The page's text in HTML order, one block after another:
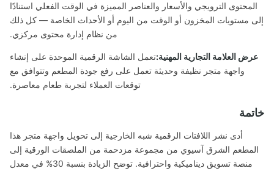
الترويجي والأسعار والعناصر المميزة في الوقت الفعلي استنادًا
مستويات المخزون أو الوقت من اليوم أو الأحداث الخاصة — كل ذلك
من نظام إدارة محتوى مركزي.
العلامة التجارية المهنية:تعمل الشاشة الرقمية الموحدة على إنشاء
واجهة متجر نظيفة وحديثة تعمل على رفع جودة المطعم وتتوافق مع
توقعات العملاء لتجربة طعام معاصرة.
أدى نشر اللافتات الرقمية شبه الخارجية إلى تحويل واجهة متجر هذا
الشرق آسيوي من مجموعة مزدحمة من الملصقات الورقية إلى
منصة تسويق ديناميكية واحترافية. توضح الزيادة بنسبة 30% في معدل